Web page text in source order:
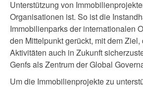
Unterstützung von
Organisationen ist. So ist die
Immobilienparks der internationalen
den Mittelpunkt gerückt, mit dem
Aktivitäten auch in Zukunft
Genfs als Zentrum der Global
Um die Immobilienprojekte zu